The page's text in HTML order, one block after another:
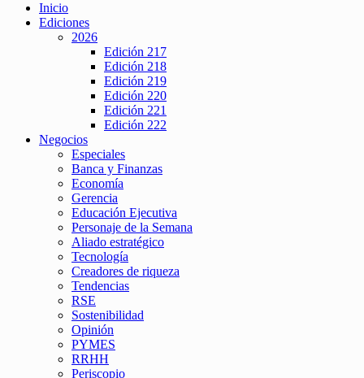
Inicio
Ediciones
2026
Edición 217
Edición 218
Edición 219
Edición 220
Edición 221
Edición 222
Negocios
Especiales
Banca y Finanzas
Economía
Gerencia
Educación Ejecutiva
Personaje de la Semana
Aliado estratégico
Tecnología
Creadores de riqueza
Tendencias
RSE
Sostenibilidad
Opinión
PYMES
RRHH
Periscopio